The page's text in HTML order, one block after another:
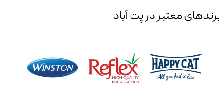
معتبر در پت آباد